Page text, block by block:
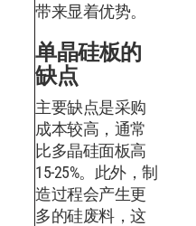
带来显着优势。
单晶硅板的
缺点
主要缺点是采购
成本较高，通常
比多晶硅面板高
15-25%。此外，制
造过程会产生更
多的硅废料，这